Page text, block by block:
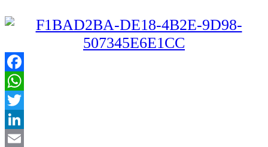
Facebook
WhatsApp
Twitter
LinkedIn